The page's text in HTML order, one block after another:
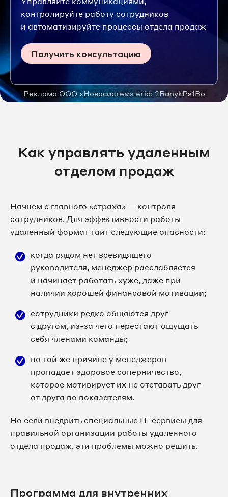
контролируйте работу сотрудников
и автоматизируйте процессы отдела продаж
Получить консультацию
Реклама ООО «Новосистем» erid: 2RanykPs1Bo
Как управлять удаленным
отделом продаж
Начнем с главного «страха» — контроля
сотрудников. Для эффективности работы
удаленный формат таит следующие опасности:
когда рядом нет всевидящего
руководителя, менеджер расслабляется
и начинает работать хуже, даже при
наличии хорошей финансовой мотивации;
сотрудники редко общаются друг
с другом, из-за чего перестают ощущать
себя членами команды;
по той же причине у менеджеров
пропадает здоровое соперничество,
которое мотивирует их не отставать друг
от друга по показателям.
Но если внедрить специальные IT-сервисы для
правильной организации работы удаленного
отдела продаж, эти проблемы можно решить.
Программа для внутренних